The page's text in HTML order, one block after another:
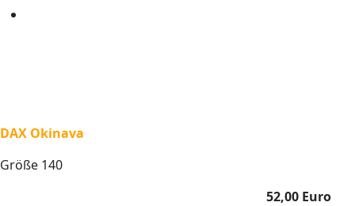
DAX Okinava
Größe 140
52,00 Euro